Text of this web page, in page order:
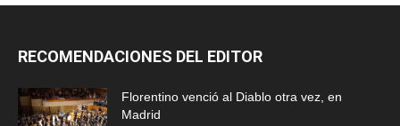
RECOMENDACIONES DEL EDITOR
Florentino venció al Diablo otra vez, en
Madrid